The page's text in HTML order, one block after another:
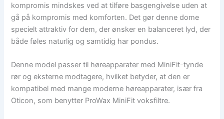
kompromis mindskes ved at tilføre basgengivelse uden at
gå på kompromis med komforten. Det gør denne dome
specielt attraktiv for dem, der ønsker en balanceret lyd, der
både føles naturlig og samtidig har pondus.
Denne model passer til høreapparater med MiniFit-tynde
rør og eksterne modtagere, hvilket betyder, at den er
kompatibel med mange moderne høreapparater, især fra
Oticon, som benytter ProWax MiniFit voksfiltre.